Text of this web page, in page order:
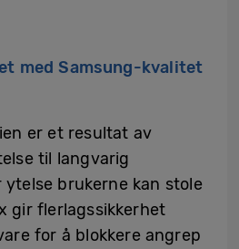
med Samsung-kvalitet
er et resultat av
til langvarig
brukerne kan stole
gir flerlagssikkerhet
for å blokkere angrep